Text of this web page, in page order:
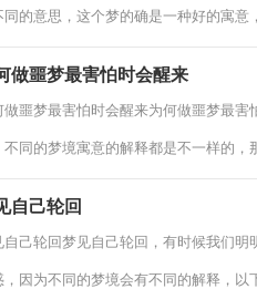
同的意思，这个梦的确是一种好的寓意
做噩梦最害怕时会醒来
做噩梦最害怕时会醒来为何做噩梦最
不同的梦境寓意的解释都是不一样的，
自己轮回
自己轮回梦见自己轮回，有时候我们
，因为不同的梦境会有不同的解释，以